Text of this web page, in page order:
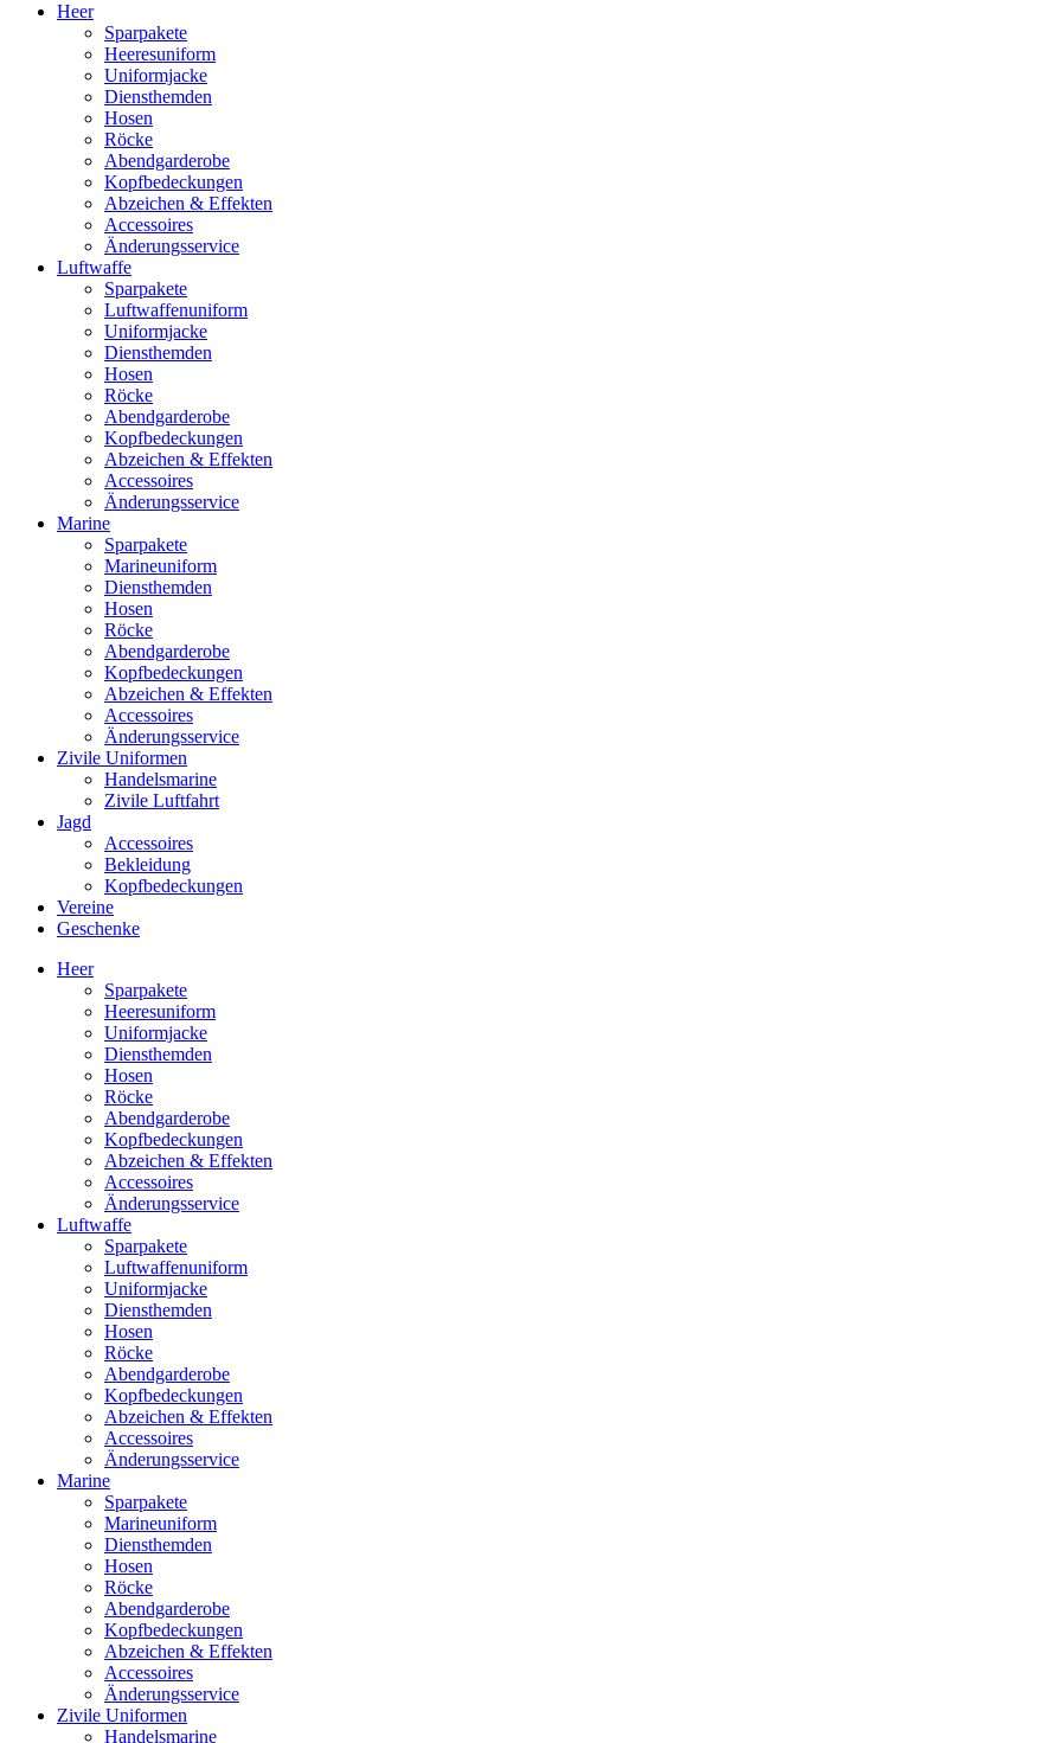
Heer
Sparpakete
Heeresuniform
Uniformjacke
Diensthemden
Hosen
Röcke
Abendgarderobe
Kopfbedeckungen
Abzeichen & Effekten
Accessoires
Änderungsservice
Luftwaffe
Sparpakete
Luftwaffenuniform
Uniformjacke
Diensthemden
Hosen
Röcke
Abendgarderobe
Kopfbedeckungen
Abzeichen & Effekten
Accessoires
Änderungsservice
Marine
Sparpakete
Marineuniform
Diensthemden
Hosen
Röcke
Abendgarderobe
Kopfbedeckungen
Abzeichen & Effekten
Accessoires
Änderungsservice
Zivile Uniformen
Handelsmarine
Zivile Luftfahrt
Jagd
Accessoires
Bekleidung
Kopfbedeckungen
Vereine
Geschenke
Heer
Sparpakete
Heeresuniform
Uniformjacke
Diensthemden
Hosen
Röcke
Abendgarderobe
Kopfbedeckungen
Abzeichen & Effekten
Accessoires
Änderungsservice
Luftwaffe
Sparpakete
Luftwaffenuniform
Uniformjacke
Diensthemden
Hosen
Röcke
Abendgarderobe
Kopfbedeckungen
Abzeichen & Effekten
Accessoires
Änderungsservice
Marine
Sparpakete
Marineuniform
Diensthemden
Hosen
Röcke
Abendgarderobe
Kopfbedeckungen
Abzeichen & Effekten
Accessoires
Änderungsservice
Zivile Uniformen
Handelsmarine